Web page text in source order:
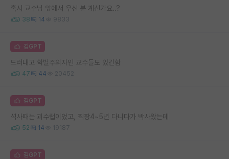
혹시 교수님 앞에서 우신 분 계신가요..?
38 14 9833
김GPT
드러내고 학벌주의자인 교수들도 있긴함
47 44 20452
김GPT
석사때는 괴수랩이었고, 직장4~5년 다니다가 박사왔는데
52 14 19187
김GPT